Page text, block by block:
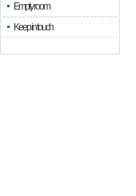
Empty room
Keep in touch